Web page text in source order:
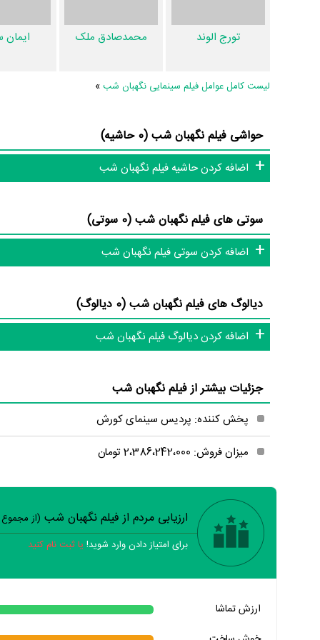
صمدیطراحی لباس فیلم نگهبان شب را انجام داده است.
از دیگر عوامل اثر می‌توان به
محمد عسگری دستیار اول
پرداخته‌اند.
تاکنون در صفحه اختصاصی فیلم نگهبان شب درمنظوم
نگهبان شب، سوتی فیلم نگهبان شب و نقد فیلم نگهبان شب
فیلم، سریال و تئاتر، این دایرة‌المعارف آنلاین و بانک اطلاعات
تورج الوند محمدصادق ملک
لیست کامل عوامل فیلم سینمایی نگهبان شب»
حواشی فیلم نگهبان شب (0 حاشیه)
اضافه کردن حاشیه فیلم نگهبان شب
سوتی های فیلم نگهبان شب (0 سوتی)
اضافه کردن سوتی فیلم نگهبان شب
دیالوگ های فیلم نگهبان شب (0 دیالوگ)
اضافه کردن دیالوگ فیلم نگهبان شب
جزئیات بیشتر از فیلم نگهبان شب
پخش کننده: پردیس سینمای کورش
میزان فروش: 2،386،242،000 تومان
خیر
ارزیابی مردم از فیلم نگهبان شب (از مجموع
برای امتیاز دادن وارد شوید! یا ثبت نام کنید
ارزش تماشا